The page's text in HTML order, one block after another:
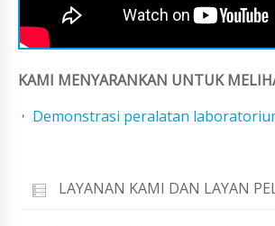
KAMI MENYARANKAN UNTUK
Demonstrasi peralatan
LAYANAN KAMI DAN LAYAN